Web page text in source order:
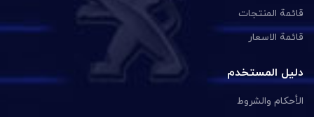
قائمة المنتجات
قائمة الاسعار
دليل المستخدم
الأحكام والشروط